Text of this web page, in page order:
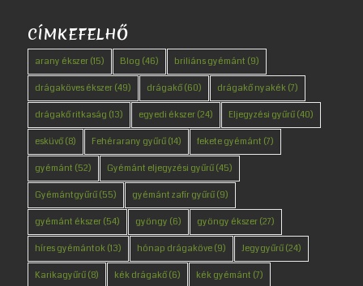
CÍMKEFELHŐ
arany ékszer(15) Blog (46) briliáns gyémánt (9)
drágaköves ékszer(49) drágakő(60) drágakő nyakék(7)
drágakő ritkaság (13) egyedi ékszer(24) Eljegyzési gyűrű(40)
esküvő(8) Fehérarany gyűrű(14) fekete gyémánt (7)
gyémánt (52) Gyémánt eljegyzési gyűrű(45)
Gyémántgyűrű(55) gyémánt zafír gyűrű(9)
gyémánt ékszer(54) gyöngy (6) gyöngy ékszer(27)
híres gyémántok(13) hónap drágaköve(9) Jegygyűrű(24)
Karikagyűrű(8) kék drágakő(6) kék gyémánt (7)